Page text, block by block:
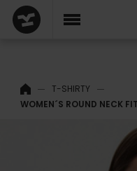
T-SHIRTY
WOMEN´S ROUND NECK